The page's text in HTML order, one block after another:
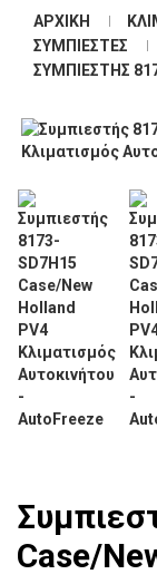
ΑΡΧΙΚΉ
ΣΥΜΠΙΕΣΤΈΣ
ΣΥΜΠΙΕΣΤΉΣ
Case/